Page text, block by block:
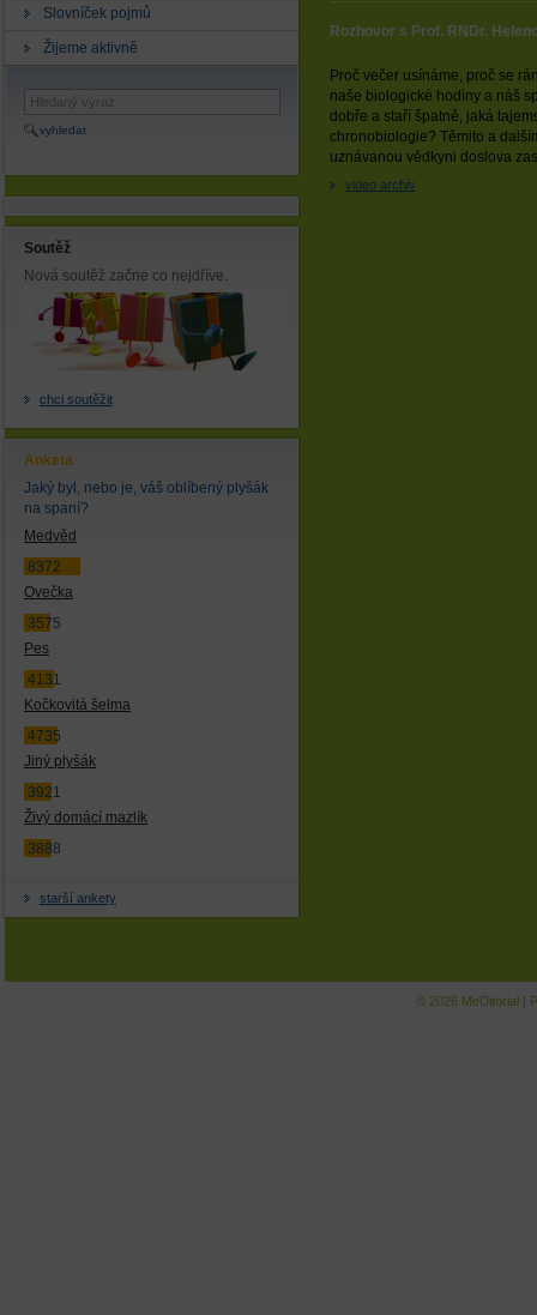
Slovníček pojmů
Žijeme aktivně
vyhledat
Soutěž
Nová soutěž začne co nejdříve.
chci soutěžit
Anketa
Jaký byl, nebo je, váš oblíbený plyšák
na spaní?
Medvěd
8372
Ovečka
3575
Pes
4131
Kočkovitá šelma
4735
Jiný plyšák
3921
Živý domácí mazlík
3888
starší ankety
Rozhovor s Prof. RNDr.
Proč večer usínáme, proč se
naše biologické hodiny a náš
dobře a staří špatně, jaká
chronobiologie? Těmito a
uznávanou vědkyni doslova
video archiv
© 2026 MeDitorial |